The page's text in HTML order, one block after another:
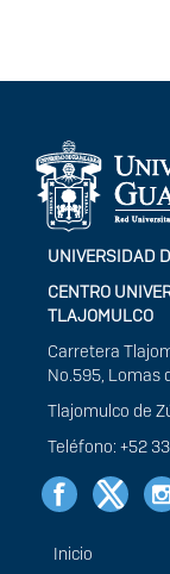
portal
UNIVERSIDAD
CENTRO
TLAJOMULCO
Carretera
No.595, Lomas
Tlajomulco de
Teléfono: +52
Inicio